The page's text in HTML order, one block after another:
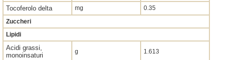
Tocoferolo delta mg
0.35
Zuccheri
Lipidi
Acidi grassi,
monoinsaturi
g 1.613